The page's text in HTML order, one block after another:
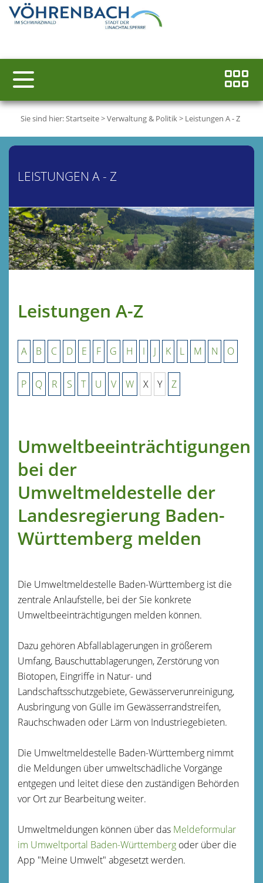
Sie sind hier:Startseite>Verwaltung & Politik> Leistungen A - Z
LEISTUNGEN A - Z
Leistungen A-Z
A B C D E F G H I J K L M N O
P Q R S T U V W X Y Z
Umweltbeeinträchtigungen
bei der
Umweltmeldestelle der
Landesregierung Baden-
Württemberg melden
Die Umweltmeldestelle Baden-Württemberg ist die
zentrale Anlaufstelle, bei der Sie konkrete
Umweltbeeinträchtigungen melden können.
Dazu gehören Abfallablagerungen in größerem
Umfang, Bauschuttablagerungen, Zerstörung von
Biotopen, Eingriffe in Natur- und
Landschaftsschutzgebiete, Gewässerverunreinigung,
Ausbringung von Gülle im Gewässerrandstreifen,
Rauchschwaden oder Lärm von Industriegebieten.
Die Umweltmeldestelle Baden-Württemberg nimmt
die Meldungen über umweltschädliche Vorgänge
entgegen und leitet diese den zuständigen Behörden
vor Ort zur Bearbeitung weiter.
Umweltmeldungen können über das Meldeformular
im Umweltportal Baden-Württemberg oder über die
App "Meine Umwelt" abgesetzt werden.